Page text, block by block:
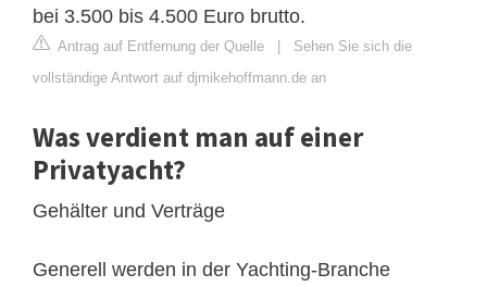
bei 3.500 bis 4.500 Euro brutto.
Antrag auf Entfernung der Quelle
Sehen Sie sich die
vollständige Antwort auf djmikehoffmann.de an
Was verdient man auf einer
Privatyacht?
Gehälter und Verträge
Generell werden in der Yachting-Branche